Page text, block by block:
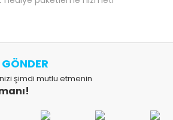
şimdi mutlu etmenin